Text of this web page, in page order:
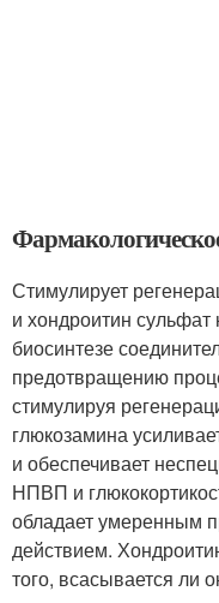
Стимулирует
и хондроитин
биосинтезе
предотвращению
стимулируя
глюкозамина
и обеспечивает
НПВП и
обладает умеренным
действием.
того, всасывается ли